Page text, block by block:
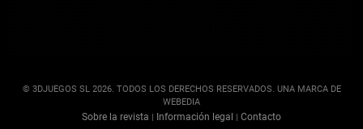
© 3DJUEGOS SL 2026. TODOS LOS DERECHOS RESERVADOS. UNA MARCA DE
WEBEDIA
Sobre la revista | Información legal | Contacto